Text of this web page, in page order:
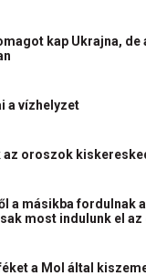
kap Ukrajna, de
a vízhelyzet
az oroszok
a másikba fordulnak
most indulunk el az
a Mol által